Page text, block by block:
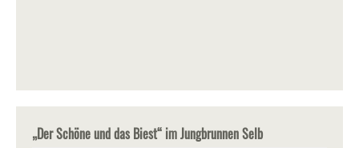
„Der Schöne und das Biest“ im Jungbrunnen Selb